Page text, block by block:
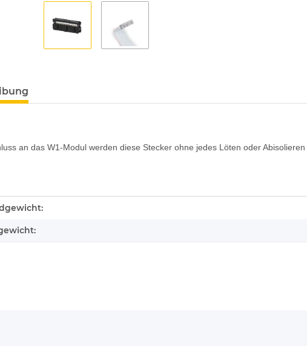
an das W1-Modul werden diese Stecker ohne jedes Löten oder